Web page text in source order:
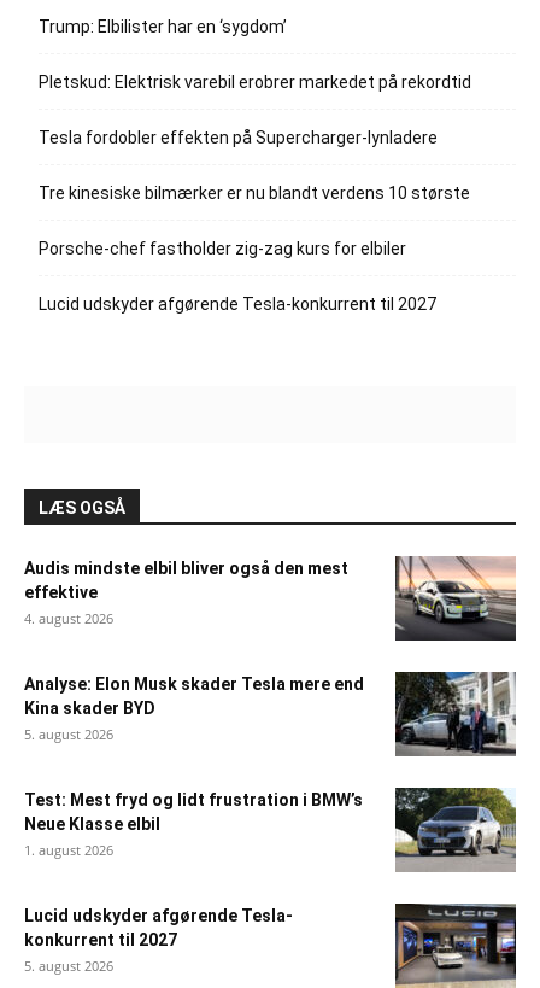
Trump: Elbilister har en ‘sygdom’
Pletskud: Elektrisk varebil erobrer markedet på rekordtid
Tesla fordobler effekten på Supercharger-lynladere
Tre kinesiske bilmærker er nu blandt verdens 10 største
Porsche-chef fastholder zig-zag kurs for elbiler
Lucid udskyder afgørende Tesla-konkurrent til 2027
LÆS OGSÅ
Audis mindste elbil bliver også den mest
effektive
4. august 2026
Analyse: Elon Musk skader Tesla mere end
Kina skader BYD
5. august 2026
Test: Mest fryd og lidt frustration i BMW’s
Neue Klasse elbil
1. august 2026
Lucid udskyder afgørende Tesla-
konkurrent til 2027
5. august 2026